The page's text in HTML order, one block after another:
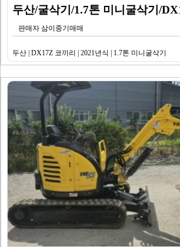
판매자 삼이중기매매
두산 | DX17Z 코끼리 | 2021년식 | 1.7톤 미니굴삭기